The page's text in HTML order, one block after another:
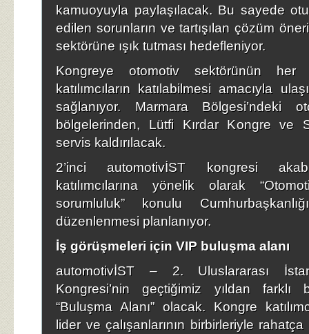
kamuoyuyla paylaşılacak. Bu sayede
edilen sorunların ve tartışılan çözüm
sektörüne ışık tutması hedefleniyor.
Kongreye otomotiv sektörünün her
katılımcıların katılabilmesi amacıyla
sağlanıyor. Marmara Bölgesi’ndeki
bölgelerinden, Lütfi Kırdar Kongre ve
servis kaldırılacak.
2’inci automotivİST kongresi
katılımcılarına yönelik olarak
sorumluluk” konulu
düzenlenmesi planlanıyor.
İş görüşmeleri için VIP buluşma alanı
automotivİST – 2. Uluslararası
Kongresi’nin geçtiğimiz yıldan
“Buluşma Alanı” olacak. Kongre
lider ve çalışanlarının birbirleriyle